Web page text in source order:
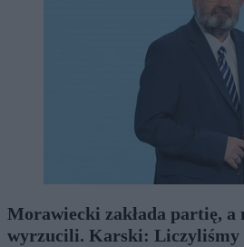
Morawiecki zakłada partię, a
wyrzucili. Karski: Liczyliśmy